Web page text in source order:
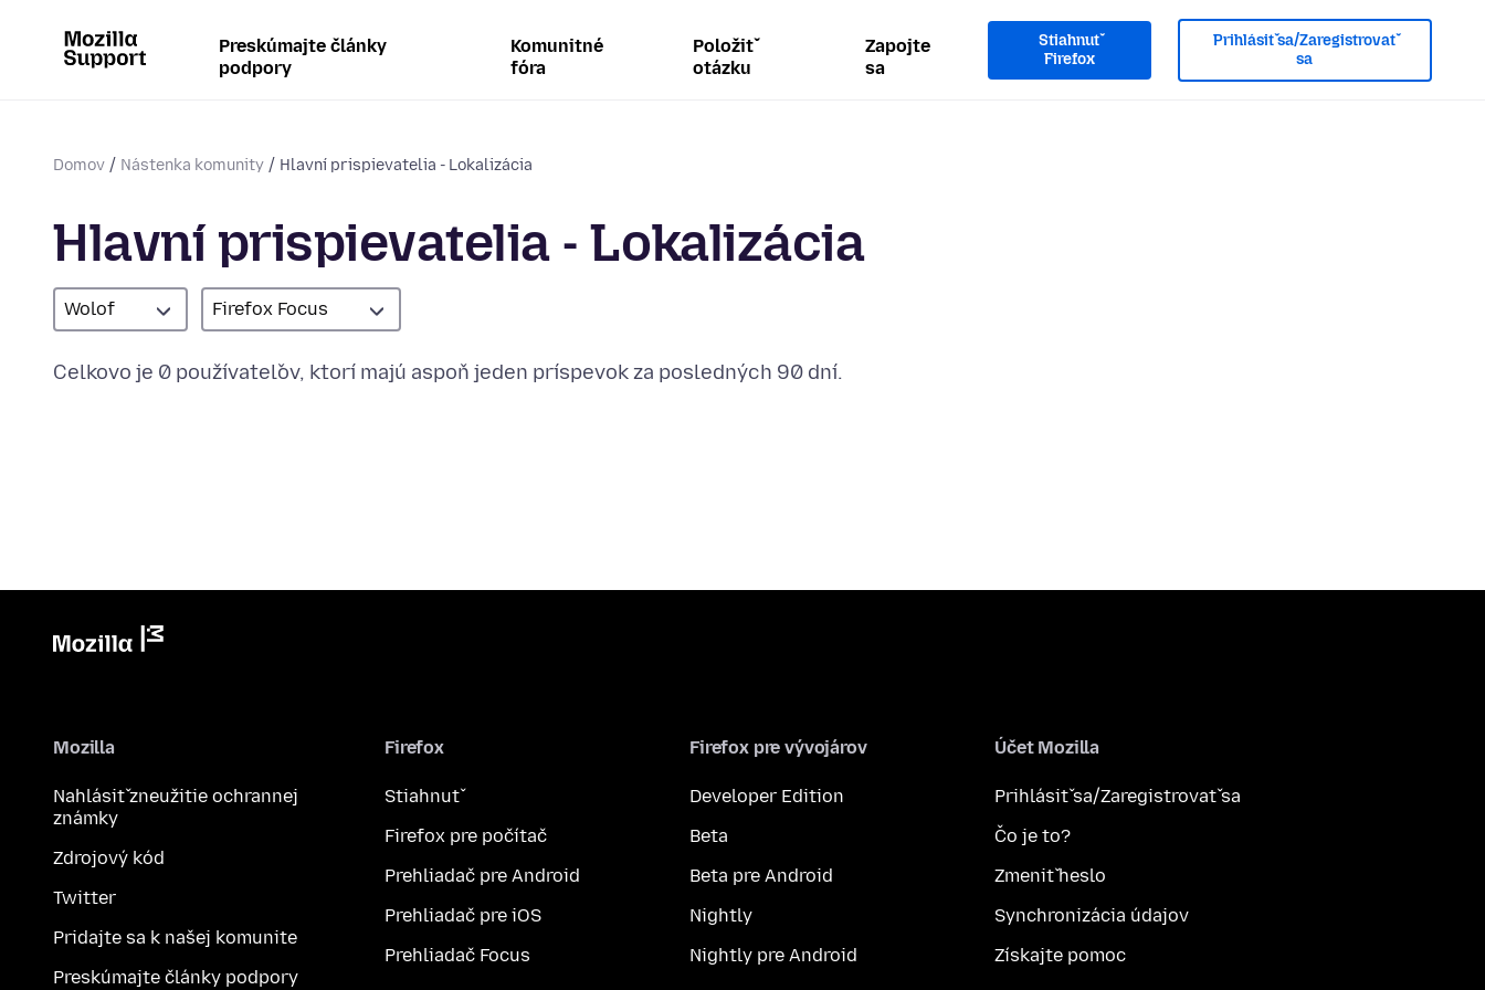
Preskúmajte články
podpory
Komunitné
fóra
Položiť
otázku
Zapojte
sa
Stiahnuť
Firefox
Prihlásiť sa/Zaregistrovať
sa
Domov Nástenka komunity Hlavní prispievatelia - Lokalizácia
Hlavní prispievatelia - Lokalizácia
Wolof Firefox Focus
Celkovo je 0 používateľov, ktorí majú aspoň jeden príspevok za posledných 90 dní.
Mozilla
Nahlásiť zneužitie ochrannej
známky
Zdrojový kód
Twitter
Pridajte sa k našej komunite
Preskúmajte články podpory
Firefox
Stiahnuť
Firefox pre počítač
Prehliadač pre Android
Prehliadač pre iOS
Prehliadač Focus
Firefox pre vývojárov
Developer Edition
Beta
Beta pre Android
Nightly
Nightly pre Android
Účet Mozilla
Prihlásiť sa/Zaregistrovať sa
Čo je to?
Zmeniť heslo
Synchronizácia údajov
Získajte pomoc